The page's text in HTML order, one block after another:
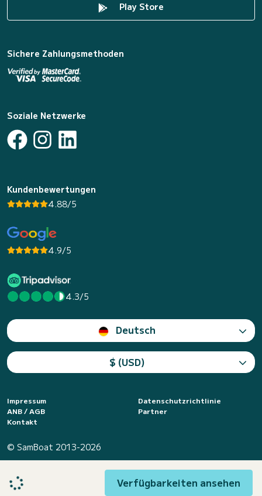
Verfügbarkeiten ansehen
Play Store
Sichere Zahlungsmethoden
Soziale Netzwerke
Kundenbewertungen
4.88/5
4.9/5
4.3/5
Deutsch
$ (USD)
Impressum
Datenschutzrichtlinie
ANB / AGB
Partner
Kontakt
© SamBoat 2013-2026